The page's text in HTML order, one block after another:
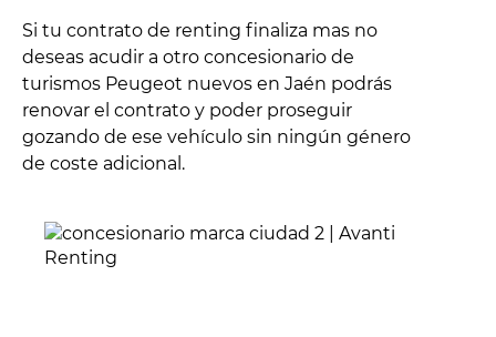
Si tu contrato de renting finaliza mas no
deseas acudir a otro concesionario de
turismos Peugeot nuevos en Jaén podrás
renovar el contrato y poder proseguir
gozando de ese vehículo sin ningún género
de coste adicional.